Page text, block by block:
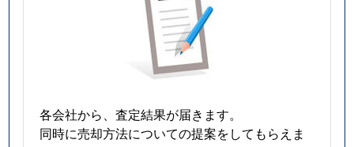
各会社から、査定結果が届きます。
同時に売却方法についての提案をしてもらえま